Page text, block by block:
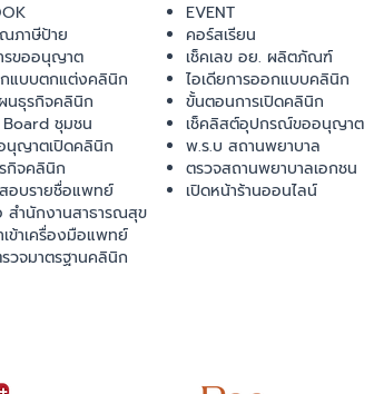
ภาษีป้าย
รขออนุญาต
แบบตกแต่งคลินิก
นธุรกิจคลินิก
ชุมชน
นุญาตเปิดคลินิก
กิจคลินิก
อบรายชื่อแพทย์
สำนักงานสาธารณสุข
เข้าเครื่องมือแพทย์
วจมาตรฐานคลินิก
EVENT
คอร์สเรียน
เช็คเลข อย. ผลิตภัณฑ์
ไอเดียการออกแบบคลินิก
ขั้นตอนการเปิดคลินิก
เช็คลิสต์อุปกรณ์ขออนุญาต
พ.ร.บ สถานพยาบาล
ตรวจสถานพยาบาลเอกชน
เปิดหน้าร้านออนไลน์